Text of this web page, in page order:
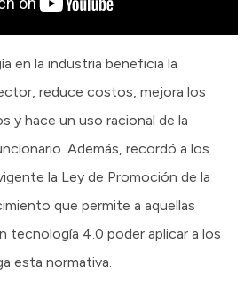
en la industria beneficia la
reduce costos, mejora los
y hace un uso racional de la
Además, recordó a los
la Ley de Promoción de la
que permite a aquellas
tecnología 4.0 poder aplicar a los
esta normativa.